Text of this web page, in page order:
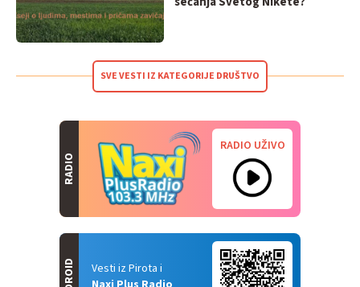
SVE VESTI IZ KATEGORIJE DRUŠTVO
RADIO
RADIO UŽIVO
Vesti iz Pirota i